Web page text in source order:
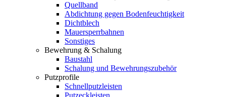
Quellband
Abdichtung gegen Bodenfeuchtigkeit
Dichtblech
Mauersperrbahnen
Sonstiges
Bewehrung & Schalung
Baustahl
Schalung und Bewehrungszubehör
Putzprofile
Schnellputzleisten
Putzeckleisten